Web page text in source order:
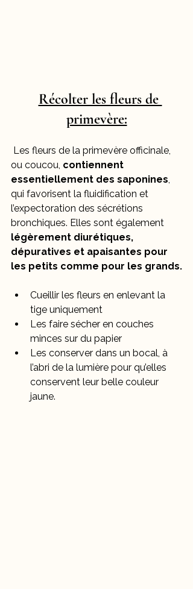
Récolter les fleurs de
primevère:
ou coucou, contiennent
essentiellement des saponines,
qui favorisent la fluidification et
l’expectoration des sécrétions
bronchiques. Elles sont également
légèrement diurétiques,
dépuratives et apaisantes pour
les petits comme pour les grands.
Cueillir les fleurs en enlevant la
tige uniquement
Les faire sécher en couches
minces sur du papier
Les conserver dans un bocal, à
l’abri de la lumière pour qu’elles
conservent leur belle couleur
jaune.